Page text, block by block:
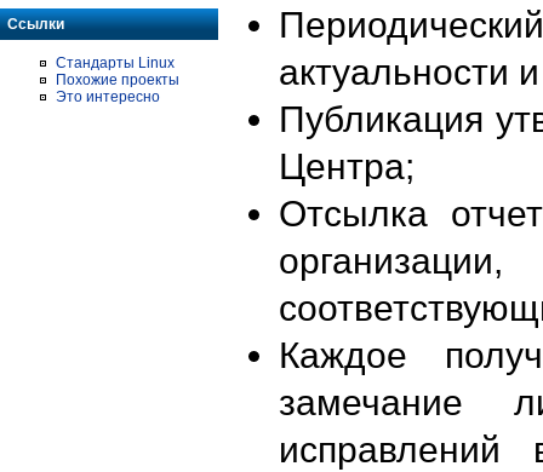
Ссылки
Стандарты Linux
Похожие проекты
Это интересно
актуальности
Публикация
Центра;
Отсылка
Каждое
замечание
исправлений